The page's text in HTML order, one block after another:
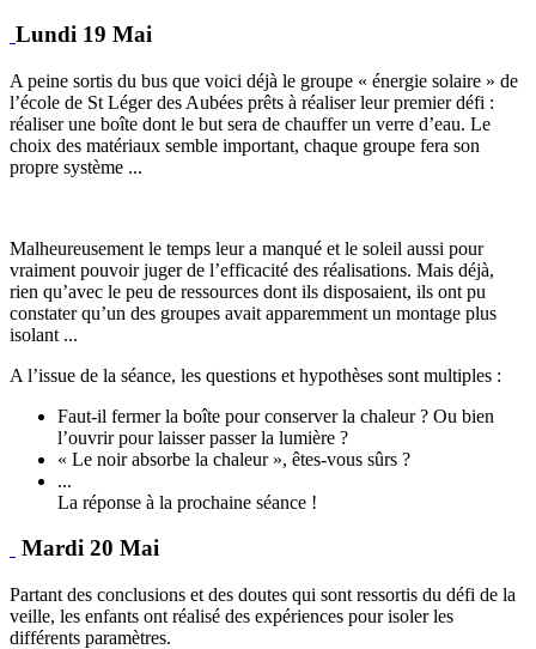
Lundi 19 Mai
A peine sortis du bus que voici déjà le groupe « énergie solaire » de
l’école de St Léger des Aubées prêts à réaliser leur premier défi :
réaliser une boîte dont le but sera de chauffer un verre d’eau. Le
choix des matériaux semble important, chaque groupe fera son
propre système ...
Malheureusement le temps leur a manqué et le soleil aussi pour
vraiment pouvoir juger de l’efficacité des réalisations. Mais déjà,
rien qu’avec le peu de ressources dont ils disposaient, ils ont pu
constater qu’un des groupes avait apparemment un montage plus
isolant ...
A l’issue de la séance, les questions et hypothèses sont multiples :
Faut-il fermer la boîte pour conserver la chaleur ? Ou bien
l’ouvrir pour laisser passer la lumière ?
« Le noir absorbe la chaleur », êtes-vous sûrs ?
...
La réponse à la prochaine séance !
Mardi 20 Mai
Partant des conclusions et des doutes qui sont ressortis du défi de la
veille, les enfants ont réalisé des expériences pour isoler les
différents paramètres.